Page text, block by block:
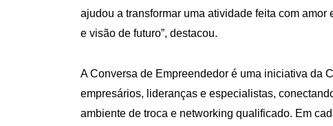
ajudou a transformar uma atividade feita com
e visão de futuro”, destacou.
A Conversa de Empreendedor é uma iniciativa da
empresários, lideranças e especialistas,
ambiente de troca e networking qualificado. Em